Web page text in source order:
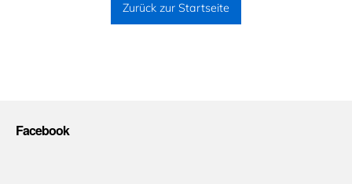
Zurück zur Startseite
Facebook